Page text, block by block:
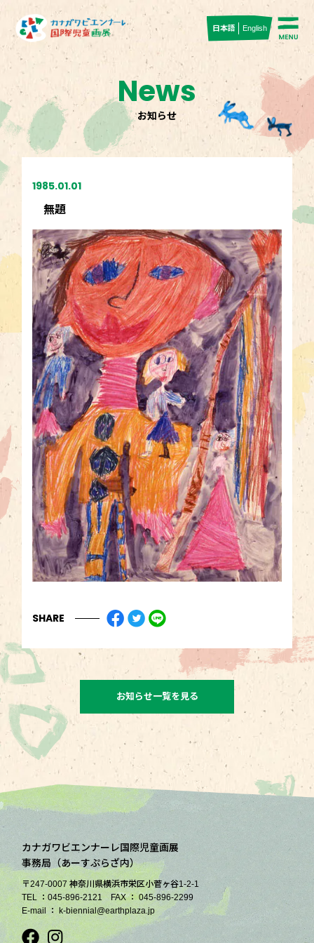
English
日本語
News
お知らせ
1985.01.01
無題
SHARE
お知らせ一覧を見る
カナガワビエンナーレ国際児童画展
事務局（あーすぷらざ内）
〒247-0007 神奈川県横浜市栄区小菅ヶ谷1-2-1
TEL ：045-896-2121 FAX ： 045-896-2299
E-mail ： k-biennial@earthplaza.jp